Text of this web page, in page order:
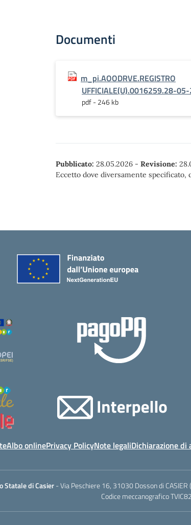
Documenti
m_pi.AOODRVE.REGISTRO
UFFICIALE(U).0016259.28-
pdf - 246 kb
Pubblicato: 28.05.2026 - Revisione:
Eccetto dove diversamente
Albo onlinePrivacy PolicyNote legaliDichiarazione di
Statale di Casier- Via Peschiere 16, 31030 Dosson di CASIER
Codice meccanografico